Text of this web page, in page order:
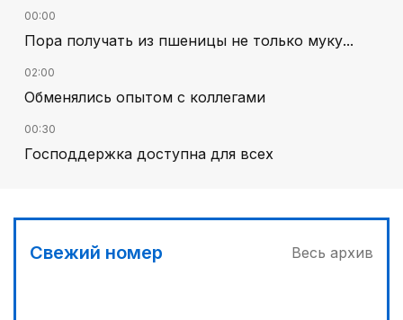
00:00
Пора получать из пшеницы не только муку...
02:00
Обменялись опытом с коллегами
00:30
Господдержка доступна для всех
Продолжаются инспекционные поездки
Свежий номер Весь архив